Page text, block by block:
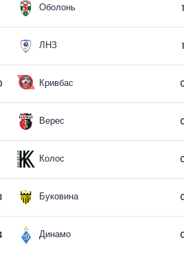
Оболонь 1
ЛНЗ 1
Кривбас
Верес
Колос
Буковина
Динамо